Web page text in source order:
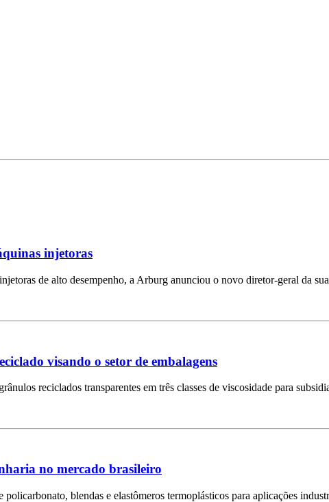
injetoras
de alto desempenho, a Arburg anunciou o novo diretor-geral da
visando o setor de embalagens
reciclados transparentes em três classes de viscosidade para
no mercado brasileiro
blendas e elastômeros termoplásticos para aplicações